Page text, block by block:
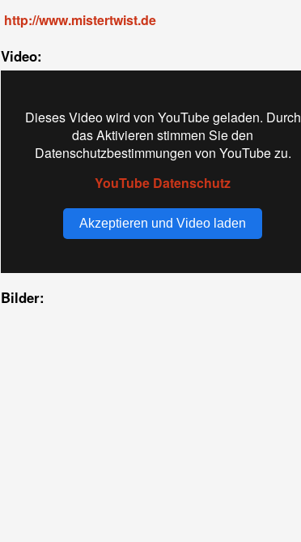
http://www.mistertwist.de
Video:
Dieses Video wird von YouTube geladen. Durch
das Aktivieren stimmen Sie den
Datenschutzbestimmungen von YouTube zu.
YouTube Datenschutz
Akzeptieren und Video laden
Bilder: